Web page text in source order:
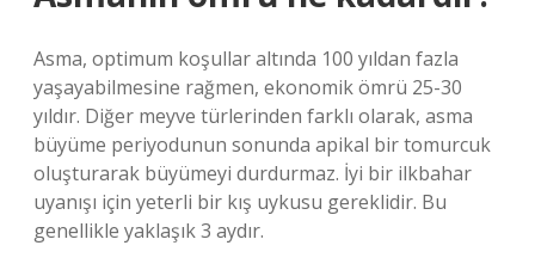
Asma, optimum koşullar altında 100 yıldan fazla
yaşayabilmesine rağmen, ekonomik ömrü 25-30
yıldır. Diğer meyve türlerinden farklı olarak, asma
büyüme periyodunun sonunda apikal bir tomurcuk
oluşturarak büyümeyi durdurmaz. İyi bir ilkbahar
uyanışı için yeterli bir kış uykusu gereklidir. Bu
genellikle yaklaşık 3 aydır.